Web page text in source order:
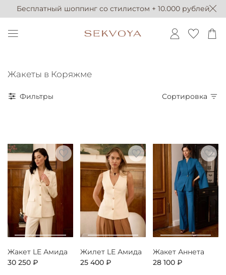
Бесплатный шоппинг со стилистом + 10.000 рублей
Жакеты в Коряжме
Фильтры Сортировка
Жакет LE Амида
30 250 ₽
Жилет LE Амида
25 400 ₽
Жакет Аннета
28 100 ₽